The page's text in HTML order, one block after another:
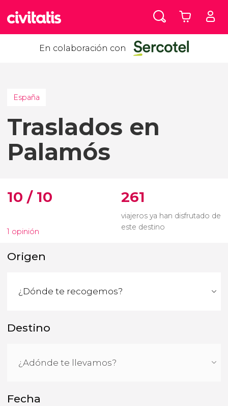
En colaboración con
España
Traslados en
Palamós
10 / 10
1 opinión
261
viajeros ya han disfrutado de
este destino
Origen
Destino
Fecha